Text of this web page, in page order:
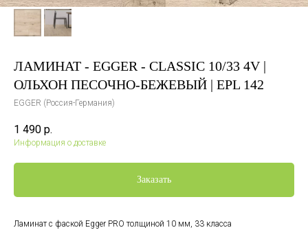
ЛАМИНАТ - EGGER - CLASSIC 10/33 4V |
ОЛЬХОН ПЕСОЧНО-БЕЖЕВЫЙ | EPL 142
EGGER (Россия-Германия)
1 490 р.
Информация о доставке
Заказать
Ламинат с фаской Egger PRO толщиной 10 мм, 33 класса